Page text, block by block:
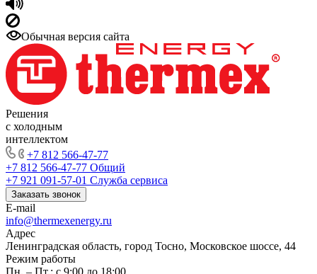
Обычная версия сайта
Решения
с холодным
интеллектом
+7 812 566-47-77
+7 812 566-47-77 Общий
+7 921 091-57-01 Служба сервиса
Заказать звонок
E-mail
info@thermexenergy.ru
Адрес
Ленинградская область, город Тосно, Московское шоссе, 44
Режим работы
Пн. – Пт.: с 9:00 до 18:00